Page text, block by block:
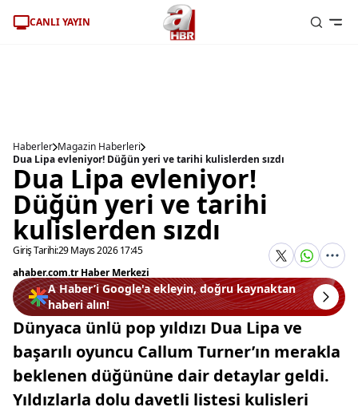
CANLI YAYIN
Haberler Magazin Haberleri
Dua Lipa evleniyor! Düğün yeri ve tarihi kulislerden sızdı
Dua Lipa evleniyor!
Düğün yeri ve tarihi
kulislerden sızdı
Giriş Tarihi:29 Mayıs 2026 17:45
ahaber.com.tr Haber Merkezi
A Haber’i Google'a ekleyin, doğru kaynaktan
haberi alın!
Dünyaca ünlü pop yıldızı Dua Lipa ve
başarılı oyuncu Callum Turner’ın merakla
beklenen düğününe dair detaylar geldi.
Yıldızlarla dolu davetli listesi kulisleri